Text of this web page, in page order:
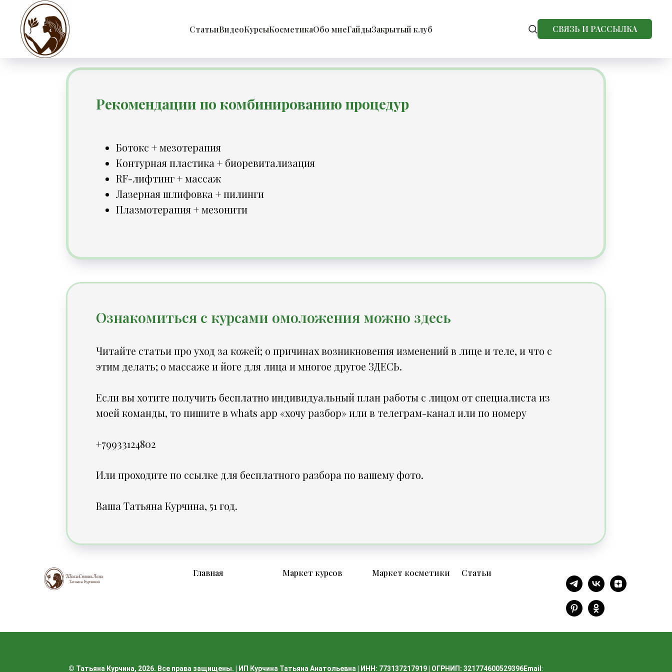
СтатьиВидеоКурсыКосметикаОбо мнеГайдыЗакрытый клуб СВЯЗЬ И РАССЫЛКА
Рекомендации по комбинированию процедур
Ботокс + мезотерапия
Контурная пластика + биоревитализация
RF-лифтинг + массаж
Лазерная шлифовка + пилинги
Плазмотерапия + мезонити
Ознакомиться с курсами омоложения можно здесь
Читайте статьи про уход за кожей; о причинах возникновения изменений в лице и теле, и что с
этим делать; о массаже и йоге для лица и многое другое ЗДЕСЬ.
Если вы хотите получить бесплатно индивидуальный план работы с лицом от специалиста из
моей команды, то пишите в whats app «хочу разбор»или в телеграм-каналили по номеру
+79933124802
Или проходите по ссылке для бесплатного разбора по вашему фото.
Ваша Татьяна Курчина, 51 год.
Главная Маркет курсов Маркет косметики Статьи
© Татьяна Курчина, 2026. Все права защищены. | ИП Курчина Татьяна Анатольевна | ИНН: 773137217919 | ОГРНИП: 321774600529396Email :